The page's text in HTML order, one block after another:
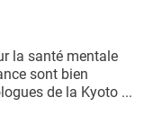
la santé mentale
sont bien
de la Kyoto ...